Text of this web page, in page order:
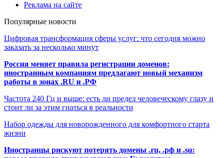
Реклама на сайте
Популярные новости
Цифровая трансформация сферы услуг: что сегодня можно
заказать за несколько минут
Россия меняет правила регистрации доменов:
иностранным компаниям предлагают новый механизм
работы в зонах .RU и .РФ
Частота 240 Гц и выше: есть ли предел человеческому глазу и
стоит ли за этим гнаться в реальности
Набор одежды для новорожденного для комфортного старта
жизни
Иностранцы рискуют потерять домены .ru, .рф и .su: